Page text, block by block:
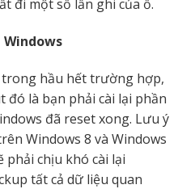
đi một số lần ghi của ổ.
Windows
trong hầu hết trường hợp,
đó là bạn phải cài lại phần
đã reset xong. Lưu ý
Windows 8 và Windows
phải chịu khó cài lại
tất cả dữ liệu quan